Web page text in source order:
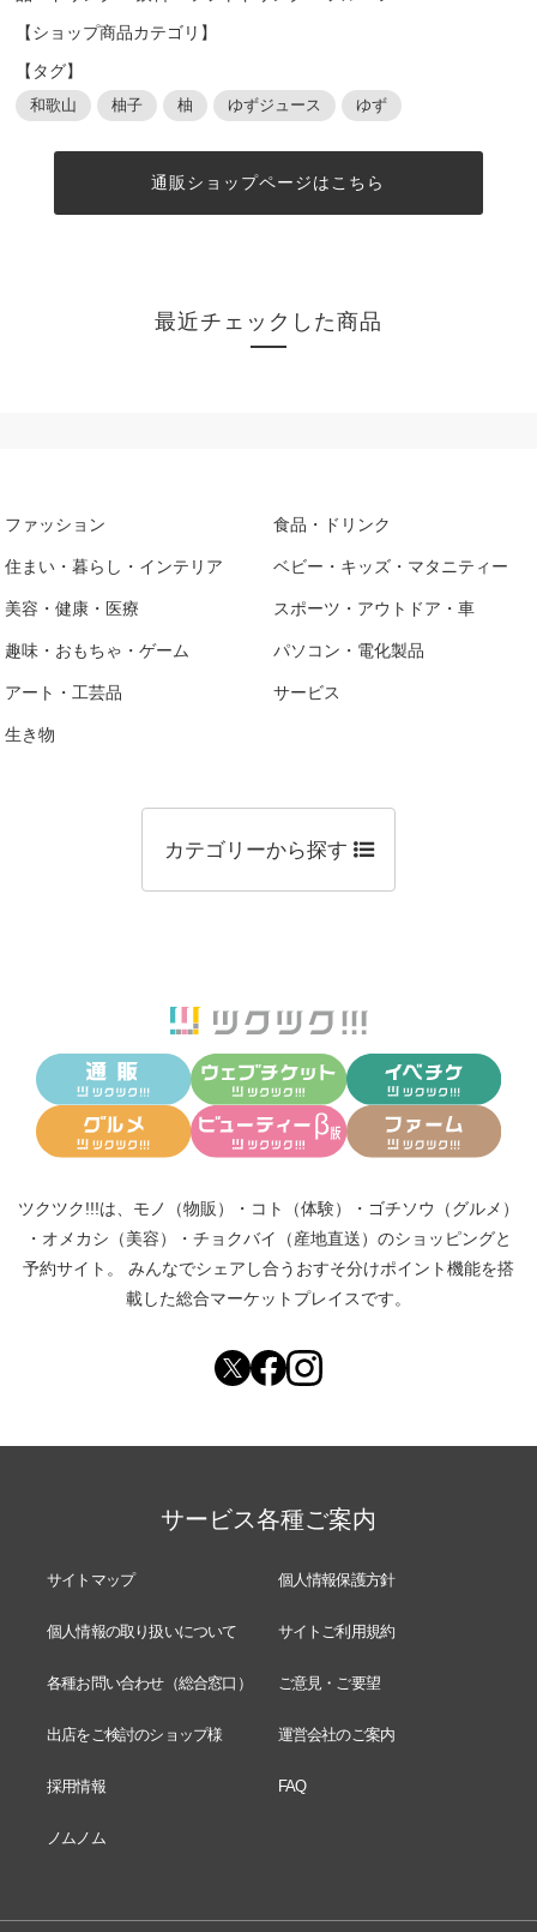
【ショップ商品カテゴリ】
【タグ】
和歌山 柚子 柚 ゆずジュース ゆず
通販ショップページはこちら
最近チェックした商品
ファッション 食品・ドリンク
住まい・暮らし・インテリア ベビー・キッズ・マタニティー
美容・健康・医療 スポーツ・アウトドア・車
趣味・おもちゃ・ゲーム パソコン・電化製品
アート・工芸品 サービス
生き物
カテゴリーから探す
ツクツク!!!は、 モノ（物販） ・ コト（体験） ・ ゴチソウ（グルメ）
・ オメカシ（美容） ・ チョクバイ（産地直送） のショッピングと
予約サイト。
みんなでシェアし合う おすそ分けポイント機能を搭
載した総合マーケットプレイスです。
サービス各種ご案内
サイトマップ 個人情報保護方針
個人情報の取り扱いについて サイトご利用規約
各種お問い合わせ（総合窓口） ご意見・ご要望
出店をご検討のショップ様 運営会社のご案内
採用情報 FAQ
ノムノム